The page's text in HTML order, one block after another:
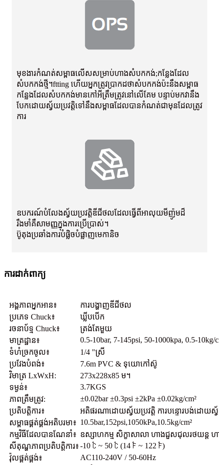
មុខងារកំណត់សម្ពាធលើសសម្រាប់ហាងសំបកកង់;កន្លែងដែល
សំបកកង់ថ្មី។ftting ហើយ​អ្នក​ត្រូវ​ប្រាកដ​ថា​សំបក​កង់​ប៉ះ​នឹង​សម្ពាធ
កន្លែង​ដែល​សំបក​កង់​មាន​កៅអី​ត្រឹមត្រូវ​នៅ​លើ​គែម បន្ទាប់មក​វា​នឹង​
បែក​ដោយ​ស្វ័យប្រវត្តិទៅនឹងសម្ពាធដែលបានកំណត់ជាមុនដែលត្រូវ
ការ
ឧបករណ៍បំលែងស្វ័យប្រវត្តិឌីជីថលដែលធ្វើពីអាលុយមីញ៉ូមដ៏
រឹងមាំគឺសាមញ្ញក្នុងការប្រើប្រាស់។
ប៊ូតុងប្រឆាំងការបំផ្លិចបំផ្លាញមេកានិច
ការដាក់ពាក្យ
អង្គភាពអ្នកអាន៖
ការបង្ហាញឌីជីថល
ប្រភេទ Chuck៖
ឃ្លីបបើក
រចនាប័ទ្ម Chuck៖
ត្រង់តែមួយ
មាត្រដ្ឋាន៖
0.5-10bar, 7-145psi, 50-1000kpa, 0.5-10kg/
ទំហំច្រកចូល៖
1/4 "ស្រី
ប្រវែងបំពង់៖
7.6m PVC & ទុយោកៅស៊ូ
វិមាត្រ LxWxH:
273x228x85 ម។
ទម្ងន់៖
3.7KGS
ភាព​ត្រឹមត្រូវ:
±0.02bar ±0.3psi ±2kPa ±0.02kg/cm²
ប្រតិបត្តិការ៖
អតិផរណាដោយស្វ័យប្រវត្តិ ការបន្ទោរបង់ដោយស្
សម្ពាធផ្គត់ផ្គង់អតិបរមា៖ 10.5bar,152psi,1050kPa,10.5kg/cm²
កម្មវិធីដែលបានណែនាំ៖ ឧស្សាហកម្ម សិក្ខាសាលា ហាងជួសជុលរថយន្
សីតុណ្ហភាពប្រតិបត្តិការ៖-10 ℃ ~ 50 ℃ (14 ℉ ~ 122 ℉)
វ៉ុលផ្គត់ផ្គង់៖
AC110-240V / 50-60Hz